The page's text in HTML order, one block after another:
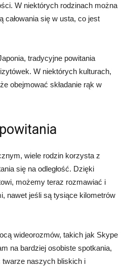
W niektórych rodzinach można
całowania się w usta, co jest
tradycyjne powitania
W niektórych kulturach,
obejmować składanie rąk w
wiele rodzin korzysta z
się na odległość. Dzięki
możemy teraz rozmawiać i
nawet jeśli są tysiące kilometrów
wideorozmów, takich jak Skype
na bardziej osobiste spotkania,
naszych bliskich i